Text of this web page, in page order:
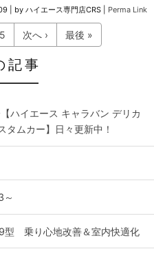
by ハイエース専門店CRS Perma Link
5 次へ › 最後 »
記事
ハイエース キャラバン デリカ
タムカー】日々更新中！
～
型 乗り心地改善＆室内快適化